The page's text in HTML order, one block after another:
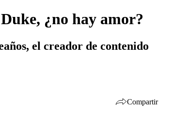
¿no hay amor?
el creador de contenido
Compartir